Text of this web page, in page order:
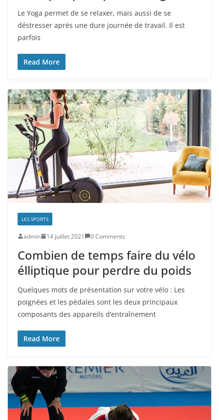
Le Yoga permet de se relaxer, mais aussi de se
déstresser après une dure journée de travail. Il est
parfois
Read More
LES SPORTS
admin 14 juillet 2021 0 Comments
Combien de temps faire du vélo
élliptique pour perdre du poids
Quelques mots de présentation sur votre vélo : Les
poignées et les pédales sont les deux principaux
composants des appareils d’entraînement
Read More